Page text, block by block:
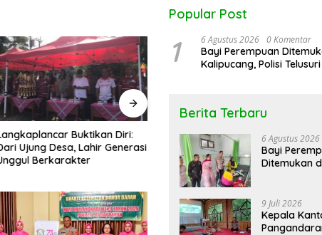
Buktikan Diri:
Ujung Desa, Lahir Generasi
Berkarakter
Ngobrol Bareng Seputar
Kesehatan “Stop !! Bahaya
Penggunaan Obat Tanpa
Resep”
Popular Post
1 6 Agustus 2026 0 Komentar
Bayi Perempuan
Kalipucang, Polisi
Berita Terbaru
6 Agustus 2026
Bayi
Ditemukan
9 Juli 2026
Kepala